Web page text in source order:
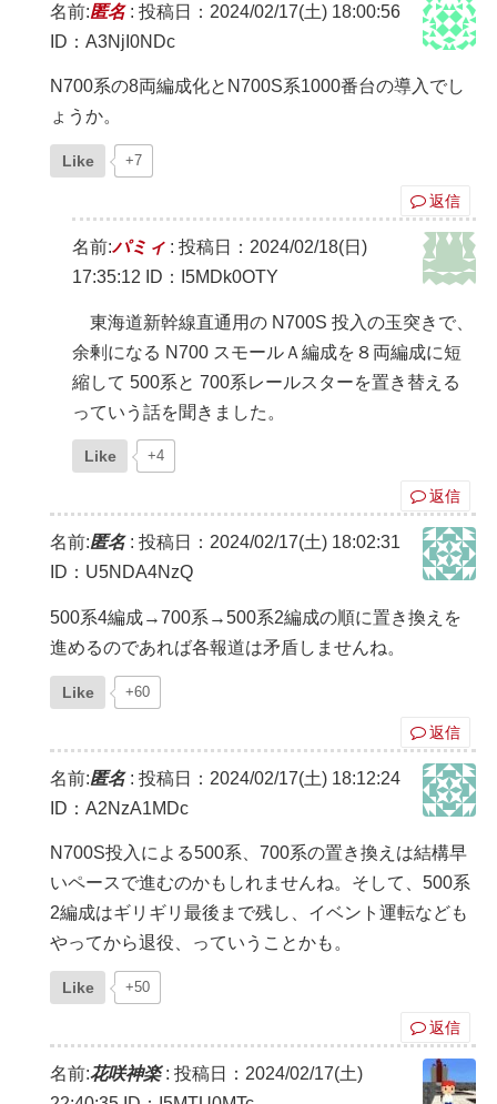
名前:匿名: 投稿日：2024/02/17(土) 18:00:56
ID：A3NjI0NDc
N700系の8両編成化とN700S系1000番台の導入でし
ょうか。
Like +7
返信
名前:パミィ : 投稿日：2024/02/18(日)
17:35:12
ID：I5MDk0OTY
東海道新幹線直通用の N700S 投入の玉突きで、
余剰になる N700 スモールＡ編成を８両編成に短
縮して 500系と 700系レールスターを置き替える
っていう話を聞きました。
Like +4
返信
名前:匿名: 投稿日：2024/02/17(土) 18:02:31
ID：U5NDA4NzQ
500系4編成→700系→500系2編成の順に置き換えを
進めるのであれば各報道は矛盾しませんね。
Like +60
返信
名前:匿名: 投稿日：2024/02/17(土) 18:12:24
ID：A2NzA1MDc
N700S投入による500系、700系の置き換えは結構早
いペースで進むのかもしれませんね。そして、500系
2編成はギリギリ最後まで残し、イベント運転なども
やってから退役、っていうことかも。
Like +50
返信
名前:花咲神楽: 投稿日：2024/02/17(土)